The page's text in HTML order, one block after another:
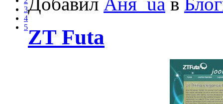
3
4
5ZT Futa